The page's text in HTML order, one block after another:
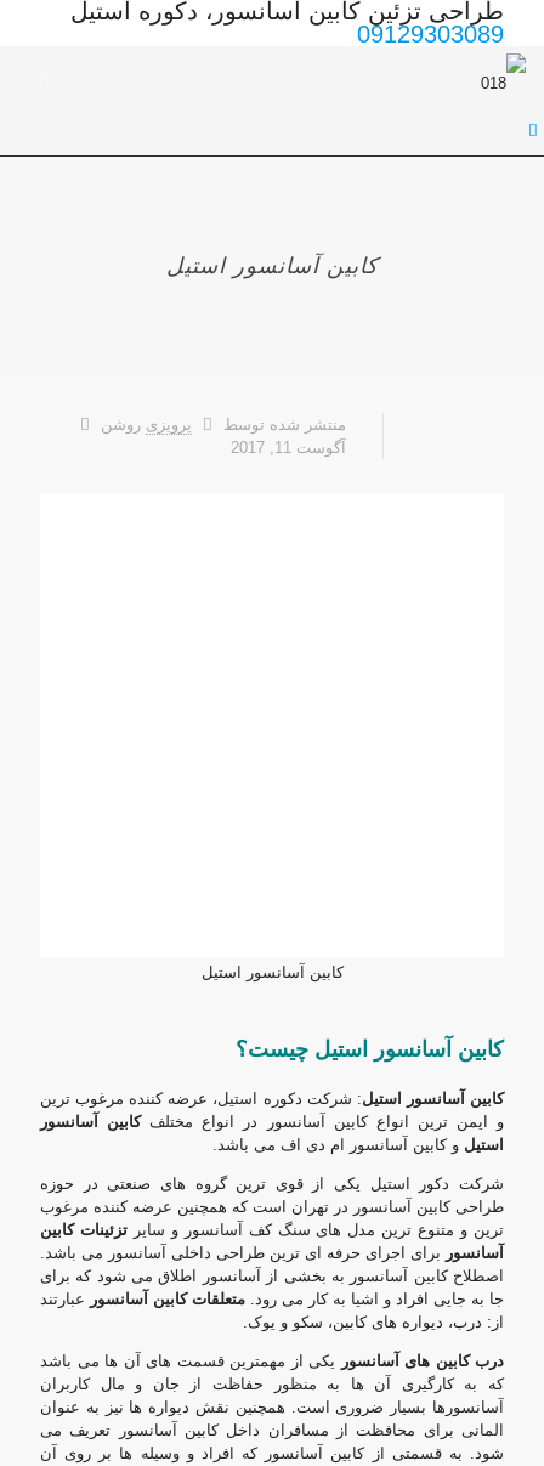
طراحی تزئین کابین آسانسور، دکوره استیل
09129303089
کابین آسانسور استیل
منتشر شده توسط پرویزی روشن
آگوست 11, 2017
کابین آسانسور استیل
کابین آسانسور استیل چیست؟
کابین آسانسور استیل: شرکت دکوره استیل، عرضه کننده مرغوب ترین
و ایمن ترین انواع کابین آسانسور در انواع مختلف کابین آسانسور
استیل و کابین آسانسور ام دی اف می باشد.
شرکت دکور استیل یکی از قوی ترین گروه های صنعتی در حوزه
طراحی کابین آسانسور در تهران است که همچنین عرضه کننده مرغوب
ترین و متنوع ترین مدل های سنگ کف آسانسور و سایرتزئینات کابین
آسانسور برای اجرای حرفه ای ترین طراحی داخلی آسانسور می باشد.
اصطلاح کابین آسانسور به بخشی از آسانسور اطلاق می شود که برای
جا به جایی افراد و اشیا به کار می رود. متعلقات کابین آسانسور عبارتند
از: درب، دیواره های کابین، سکو و یوک.
درب کابین های آسانسور
یکی از مهمترین قسمت های آن ها می باشد
که به کارگیری آن ها به منظور حفاظت از جان و مال کاربران
آسانسورها بسیار ضروری است. همچنین نقش دیواره ها نیز به عنوان
المانی برای محافظت از مسافران داخل کابین آسانسور تعریف می
شود. به قسمتی از کابین آسانسور که افراد و وسیله ها بر روی آن